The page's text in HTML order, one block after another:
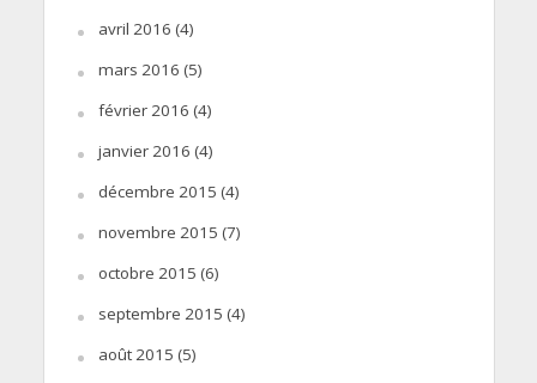
avril 2016 (4)
mars 2016 (5)
février 2016 (4)
janvier 2016 (4)
décembre 2015 (4)
novembre 2015 (7)
octobre 2015 (6)
septembre 2015 (4)
août 2015 (5)